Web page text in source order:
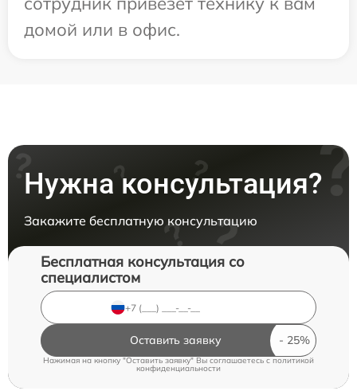
домой или в офис.
Нужна консультация?
Закажите бесплатную консультацию
Бесплатная консультация со
специалистом
Оставить заявку
Нажимая на кнопку "Оставить заявку" Вы соглашаетесь c политикой
конфиденциальности